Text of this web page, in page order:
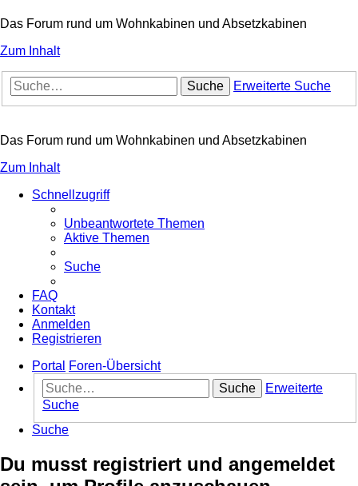
Das Forum rund um Wohnkabinen und Absetzkabinen
Zum Inhalt
Suche Erweiterte Suche
Das Forum rund um Wohnkabinen und Absetzkabinen
Zum Inhalt
Schnellzugriff
Unbeantwortete Themen
Aktive Themen
Suche
FAQ
Kontakt
Anmelden
Registrieren
Portal
Foren-Übersicht
Suche
Erweiterte
Suche
Suche
Du musst registriert und angemeldet